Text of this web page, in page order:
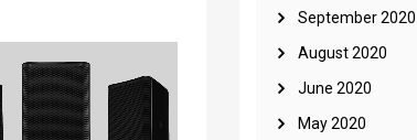
September 2020
August 2020
June 2020
May 2020